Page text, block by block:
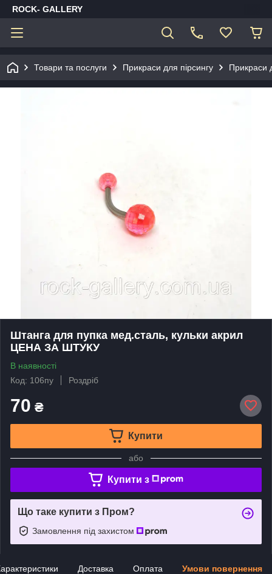
ROCK- GALLERY
Товари та послуги Прикраси для пірсингу Прикраси
Штанга для пупка мед.сталь, кульки акрил
ЦЕНА ЗА ШТУКУ
В наявності
Код: 106пу
Роздріб
70 ₴
Купити
або
Купити з
Що таке купити з Пром?
Замовлення під захистом
Доставка Оплата Умови повернення